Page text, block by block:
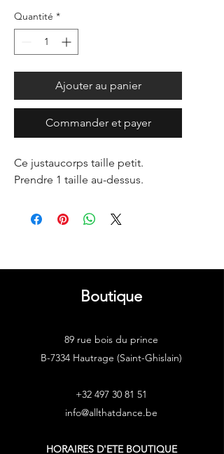
Quantité *
Ajouter au panier
Commander et payer
Ce justaucorps taille petit.
Prendre 1 taille au-dessus.
Boutique
89 rue bois du prince
B-7334 Hautrage (Saint-Ghislain)
+32 497 30 81 51
info@allthatdance.be
HORAIRES D'ETE BOUTIQUE